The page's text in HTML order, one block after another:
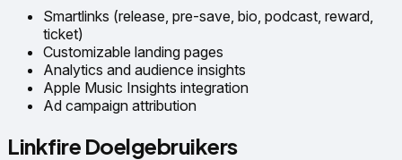
Smartlinks (release, pre-save, bio, podcast, reward,
ticket)
Customizable landing pages
Analytics and audience insights
Apple Music Insights integration
Ad campaign attribution
Linkfire Doelgebruikers